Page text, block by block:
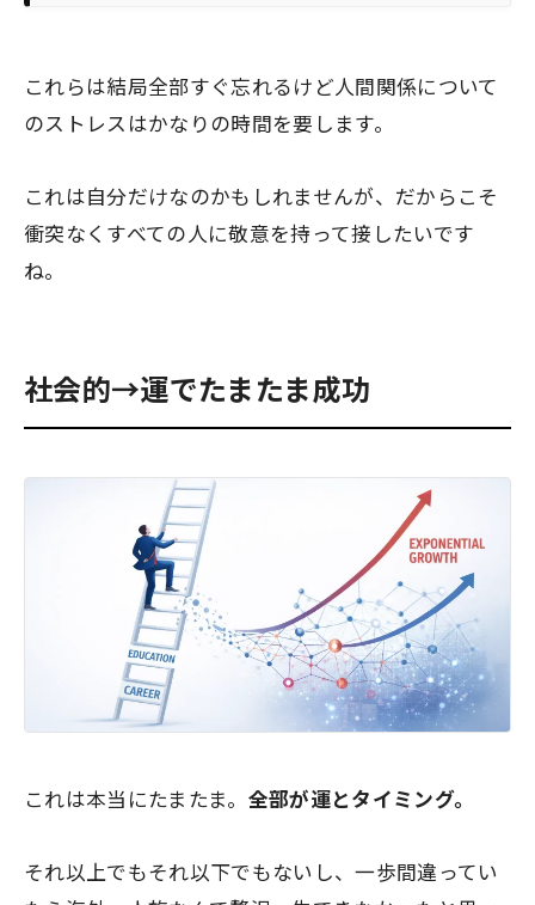
これらは結局全部すぐ忘れるけど人間関係について
のストレスはかなりの時間を要します。
これは自分だけなのかもしれませんが、だからこそ
衝突なくすべての人に敬意を持って接したいです
ね。
社会的→運でたまたま成功
これは本当にたまたま。 全部が運とタイミング。
それ以上でもそれ以下でもないし、一歩間違ってい